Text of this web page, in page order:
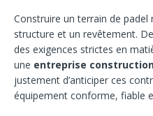
Construire un terrain de
structure et un revêtement.
des exigences strictes en
une entreprise
justement d’anticiper ces
équipement conforme, fiable